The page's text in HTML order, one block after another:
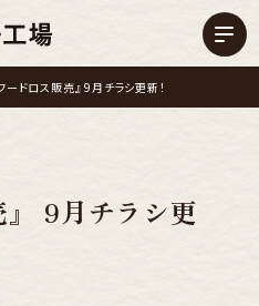
ードロス販売』 9月チラシ更新！
』 9月チラシ更